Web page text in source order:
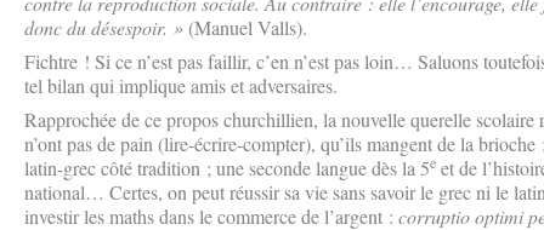
donc du désespoir. » (Manuel Valls).
Fichtre ! Si ce n’est pas faillir, c’en n’est pas loin… Saluons
tel bilan qui implique amis et adversaires.
Rapprochée de ce propos churchillien, la nouvelle querelle
n’ont pas de pain (lire-écrire-compter), qu’ils mangent de la
latin-grec côté tradition ; une seconde langue dès la 5e et de
national… Certes, on peut réussir sa vie sans savoir le grec ni le
investir les maths dans le commerce de l’argent : corruptio optimi